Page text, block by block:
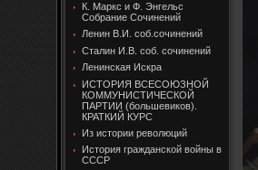
К. Маркс и Ф. Энгельс
Собрание Сочинений
Ленин В.И. соб.сочинений
Сталин И.В. соб. сочинений
Ленинская Искра
ИСТОРИЯ ВСЕСОЮЗНОЙ
КОММУНИСТИЧЕСКОЙ
ПАРТИИ (большевиков).
КРАТКИЙ КУРС
Из истории революций
История гражданской войны в
СССР